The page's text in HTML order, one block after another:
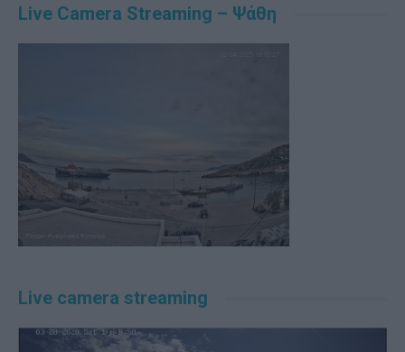
Live Camera Streaming – Ψάθη
Live camera streaming